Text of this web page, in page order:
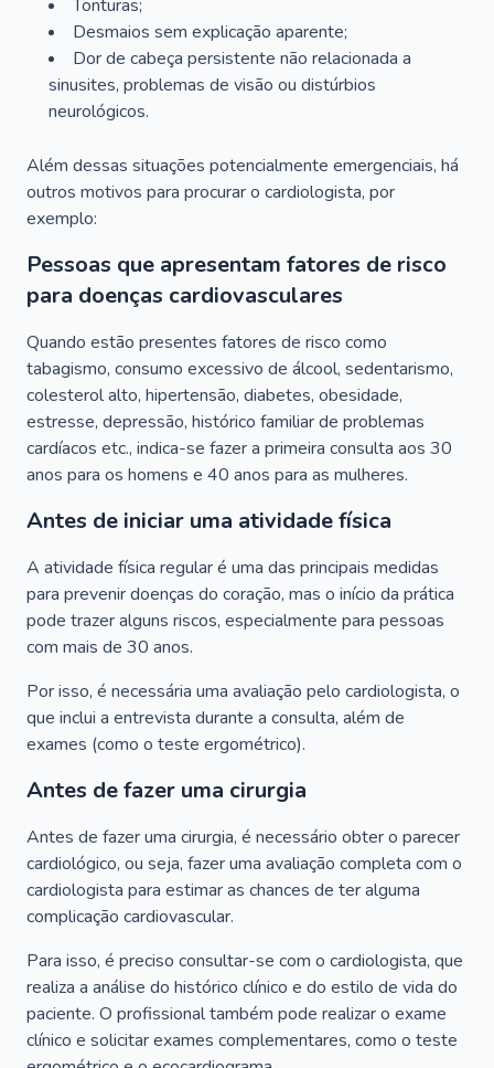
Tonturas;
Desmaios sem explicação aparente;
Dor de cabeça persistente não relacionada a
sinusites, problemas de visão ou distúrbios
neurológicos.
Além dessas situações potencialmente emergenciais, há
outros motivos para procurar o cardiologista, por
exemplo:
Pessoas que apresentam fatores de risco
para doenças cardiovasculares
Quando estão presentes fatores de risco como
tabagismo, consumo excessivo de álcool, sedentarismo,
colesterol alto, hipertensão, diabetes, obesidade,
estresse, depressão, histórico familiar de problemas
cardíacos etc., indica-se fazer a primeira consulta aos 30
anos para os homens e 40 anos para as mulheres.
Antes de iniciar uma atividade física
A atividade física regular é uma das principais medidas
para prevenir doenças do coração, mas o início da prática
pode trazer alguns riscos, especialmente para pessoas
com mais de 30 anos.
Por isso, é necessária uma avaliação pelo cardiologista, o
que inclui a entrevista durante a consulta, além de
exames (como o teste ergométrico).
Antes de fazer uma cirurgia
Antes de fazer uma cirurgia, é necessário obter o parecer
cardiológico, ou seja, fazer uma avaliação completa com o
cardiologista para estimar as chances de ter alguma
complicação cardiovascular.
Para isso, é preciso consultar-se com o cardiologista, que
realiza a análise do histórico clínico e do estilo de vida do
paciente. O profissional também pode realizar o exame
clínico e solicitar exames complementares, como o teste